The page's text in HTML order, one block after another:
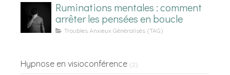
Ruminations mentales : comment
arrêter les pensées en boucle
Troubles Anxieux Généralisés (TAG)
Hypnose en visioconférence (2)